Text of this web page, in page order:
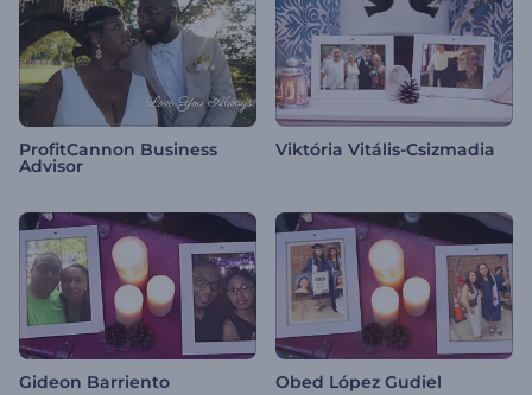
ProfitCannon Business
Advisor
Viktória Vitális-Csizmadia
Gideon Barriento Obed López Gudiel